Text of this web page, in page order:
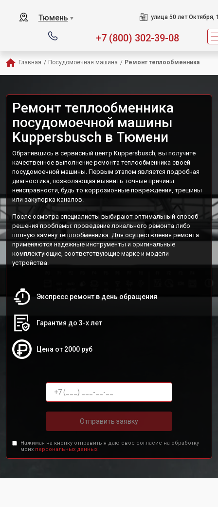
Тюмень ▼ улица 50 лет Октября,
+7 (800) 302-39-08
Главная / Посудомоечная машина / Ремонт теплообменника
Ремонт теплообменника
посудомоечной машины
Kuppersbusch в Тюмени
Обратившись в сервисный центр Kuppersbusch, вы получите
качественное выполнение ремонта теплообменника своей
посудомоечной машины. Первым этапом является подробная
диагностика, позволяющая выявить точные причины
неисправности, будь то коррозионные повреждения, трещины
или закупорка каналов.
После осмотра специалисты выбирают оптимальный способ
решения проблемы: проведение локального ремонта либо
полную замену теплообменника. Для осуществления ремонта
применяются надежные инструменты и оригинальные
комплектующие, соответствующие марке и модели
устройства.
Экспресс ремонт в день обращения
Гарантия до 3-х лет
Цена от 2000 руб
Отправить заявку
Нажимая на кнопку отправить я даю свое согласие на обработку
моих персональных данных.